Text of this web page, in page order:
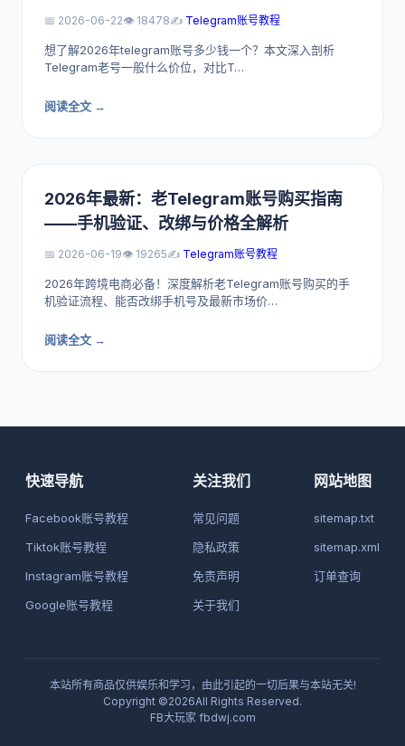
📅 2026-06-22👁️ 18478✍️ Telegram账号教程
想了解2026年telegram账号多少钱一个？本文深入剖析
Telegram老号一般什么价位，对比T…
阅读全文 →
2026年最新：老Telegram账号购买指南
——手机验证、改绑与价格全解析
📅 2026-06-19👁️ 19265✍️ Telegram账号教程
2026年跨境电商必备！深度解析老Telegram账号购买的手
机验证流程、能否改绑手机号及最新市场价…
阅读全文 →
快速导航
Facebook账号教程
Tiktok账号教程
Instagram账号教程
Google账号教程
关注我们
常见问题
隐私政策
免责声明
关于我们
网站地图
sitemap.txt
sitemap.xml
订单查询
本站所有商品仅供娱乐和学习，由此引起的一切后果与本站无关!
Copyright ©2026All Rights Reserved.
FB大玩家fbdwj.com